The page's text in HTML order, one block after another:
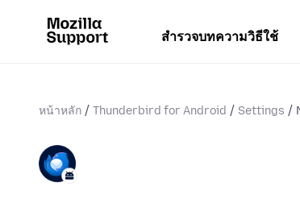
สำรวจบทความวิธีใช้
หน้าหลัก Thunderbird for Android Settings